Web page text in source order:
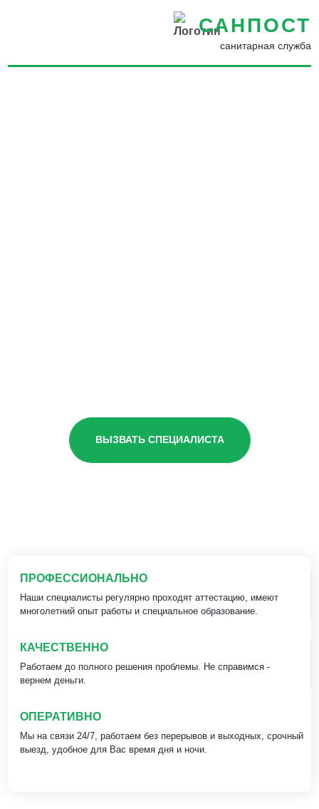
САНПОСТ
санитарная служба
ВЫЗВАТЬ СПЕЦИАЛИСТА
ПРОФЕССИОНАЛЬНО
Наши специалисты регулярно проходят аттестацию, имеют
многолетний опыт работы и специальное образование.
КАЧЕСТВЕННО
Работаем до полного решения проблемы. Не справимся -
вернем деньги.
ОПЕРАТИВНО
Мы на связи 24/7, работаем без перерывов и выходных, срочный
выезд, удобное для Вас время дня и ночи.